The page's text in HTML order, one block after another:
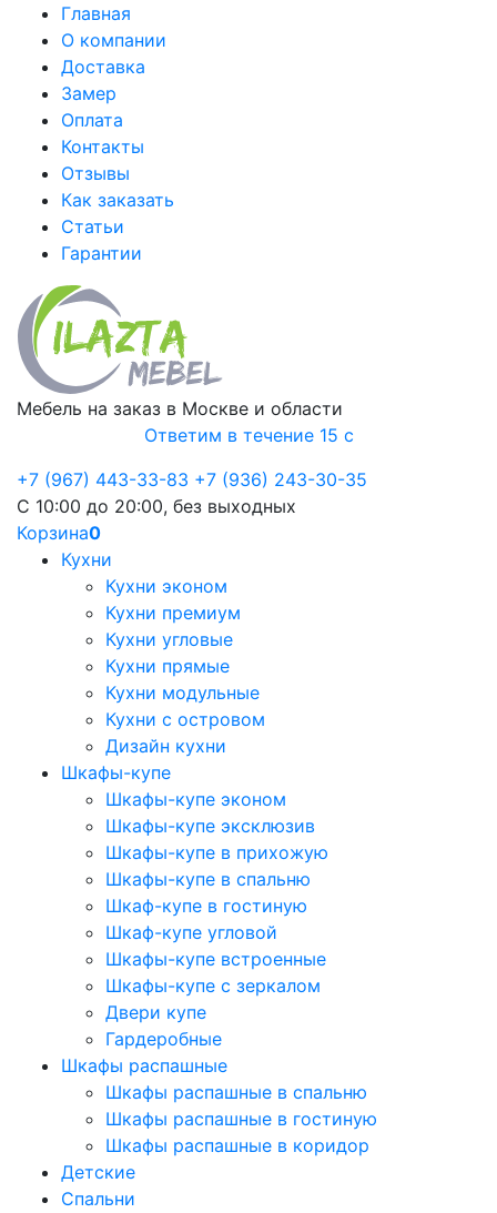
Главная
О компании
Доставка
Замер
Оплата
Контакты
Отзывы
Как заказать
Статьи
Гарантии
Мебель на заказ в Москве и области
Ответим в течение 15 с
+7 (967) 443-33-83 +7 (936) 243-30-35
С 10:00 до 20:00, без выходных
Корзина0
Кухни
Кухни эконом
Кухни премиум
Кухни угловые
Кухни прямые
Кухни модульные
Кухни с островом
Дизайн кухни
Шкафы-купе
Шкафы-купе эконом
Шкафы-купе эксклюзив
Шкафы-купе в прихожую
Шкафы-купе в спальню
Шкаф-купе в гостиную
Шкаф-купе угловой
Шкафы-купе встроенные
Шкафы-купе с зеркалом
Двери купе
Гардеробные
Шкафы распашные
Шкафы распашные в спальню
Шкафы распашные в гостиную
Шкафы распашные в коридор
Детские
Спальни